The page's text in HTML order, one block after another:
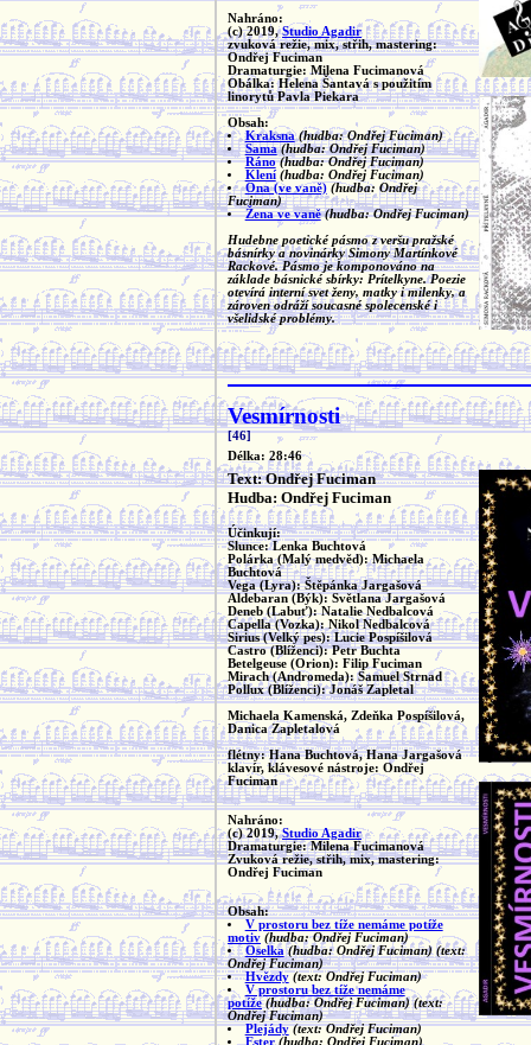
Nahráno:
(c) 2019,Studio Agadir
zvuková režie, mix, střih, mastering:
Ondřej Fuciman
Dramaturgie: Milena Fucimanová
Obálka: Helena Šantavá s použitím
linorytů Pavla Piekara
Obsah:
Kraksna (hudba: Ondřej Fuciman)
Sama (hudba: Ondřej Fuciman)
Ráno (hudba: Ondřej Fuciman)
Klení (hudba: Ondřej Fuciman)
Ona (ve vaně) (hudba: Ondřej
Fuciman)
Žena ve vaně (hudba: Ondřej Fuciman)
Hudebne poetické pásmo z veršu pražské
básnírky a novinárky Simony Martínkové
Rackové. Pásmo je komponováno na
základe básnické sbírky: Prítelkyne. Poezie
otevírá interní svet ženy, matky i milenky, a
zároven odráží soucasné spolecenské i
všelidské problémy.
Vesmírnosti
[46]
Délka: 28:46
Text: Ondřej Fuciman
Hudba: Ondřej Fuciman
Účinkují:
Slunce: Lenka Buchtová
Polárka (Malý medvěd): Michaela
Buchtová
Vega (Lyra): Štěpánka Jargašová
Aldebaran (Býk): Světlana Jargašová
Deneb (Labuť): Natalie Nedbalcová
Capella (Vozka): Nikol Nedbalcová
Sirius (Velký pes): Lucie Pospíšilová
Castro (Blíženci): Petr Buchta
Betelgeuse (Orion): Filip Fuciman
Mirach (Andromeda): Samuel Strnad
Pollux (Blíženci): Jonáš Zapletal
Michaela Kamenská, Zdeňka Pospíšilová,
Danica Zapletalová
flétny: Hana Buchtová, Hana Jargašová
klavír, klávesové nástroje: Ondřej
Fuciman
Nahráno:
(c) 2019,Studio Agadir
Dramaturgie: Milena Fucimanová
Zvuková režie, střih, mix, mastering:
Ondřej Fuciman
Obsah:
V prostoru bez tíže nemáme potíže
motiv (hudba: Ondřej Fuciman)
Oselka (hudba: Ondřej Fuciman) (text:
Ondřej Fuciman)
Hvězdy (text: Ondřej Fuciman)
V prostoru bez tíže nemáme
potíže (hudba: Ondřej Fuciman) (text:
Ondřej Fuciman)
Plejády (text: Ondřej Fuciman)
Ester (hudba: Ondřej Fuciman)